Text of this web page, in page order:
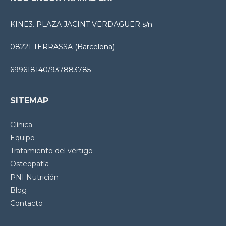
KINE3. PLAZA JACINT VERDAGUER s/n
08221 TERRASSA (Barcelona)
699618140/937883785
SITEMAP
Clínica
Equipo
Tratamiento del vértigo
Osteopatía
PNI Nutrición
Blog
Contacto